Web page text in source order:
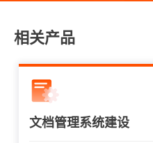
相关产品
文档管理系统建设